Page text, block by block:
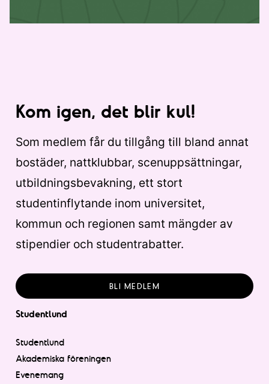
Kom igen, det blir kul!
Som medlem får du tillgång till bland annat
bostäder, nattklubbar, scenuppsättningar,
utbildningsbevakning, ett stort
studentinflytande inom universitet,
kommun och regionen samt mängder av
stipendier och studentrabatter.
BLI MEDLEM
Studentlund
Studentlund
Akademiska föreningen
Evenemang